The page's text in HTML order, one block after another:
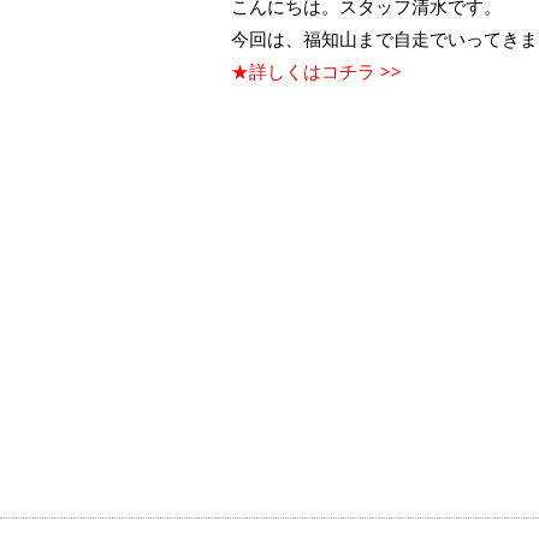
こんにちは。スタッフ清水です。
今回は、福知山まで自走でいってき
★詳しくはコチラ >>